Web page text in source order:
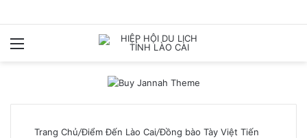
Menu
Trang Chủ/Điểm Đến Lào Cai/Đồng bào Tày Việt Tiến